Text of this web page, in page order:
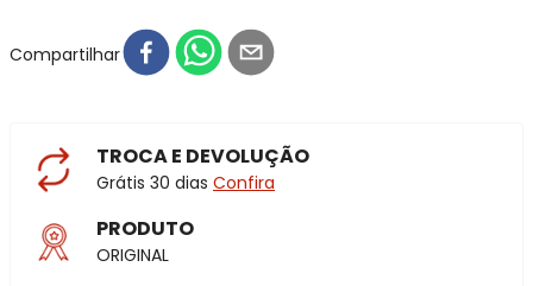
Compartilhar
TROCA E DEVOLUÇÃO
Grátis 30 dias Confira
PRODUTO
ORIGINAL